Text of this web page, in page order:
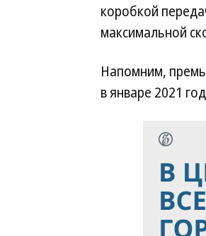
коробкой
максимальной
Напомним,
в январе 2021